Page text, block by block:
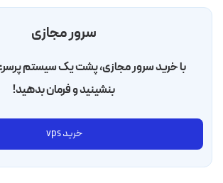
سرور مجازی
با خرید سرور مجازی، پشت یک سیستم
بنشینید و فرمان بدهید!
خرید vps